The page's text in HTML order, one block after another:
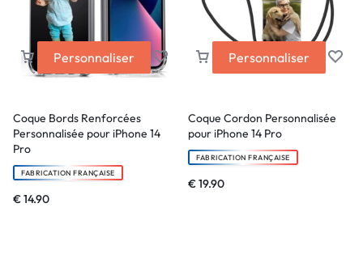
Personnaliser
Coque Bords Renforcées
Personnalisée pour iPhone 14
Pro
FABRICATION FRANÇAISE
€14.90
Personnaliser
Coque Cordon Personnalisée
pour iPhone 14 Pro
FABRICATION FRANÇAISE
€19.90